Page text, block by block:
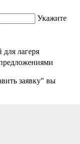
Укажите
лагеря
заявку" вы